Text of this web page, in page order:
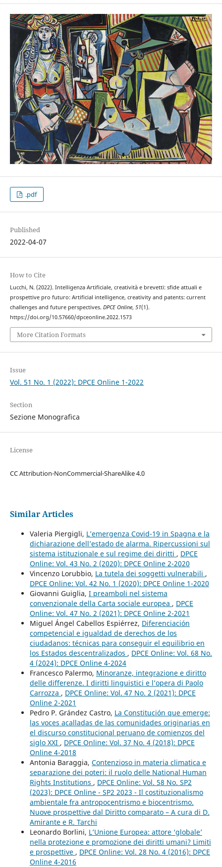
.pdf
Published
2022-04-07
How to Cite
Lucchi, N. (2022). Intelligenza Artificiale, creatività e brevetti: sfide attuali e
prospettive pro futuro: Artificial intelligence, creativity and patents: current
challenges and future perspectives. DPCE Online, 51(1).
https://doi.org/10.57660/dpceonline.2022.1573
More Citation Formats
Issue
Vol. 51 No. 1 (2022): DPCE Online 1-2022
Section
Sezione Monografica
License
CC Attribution-NonCommercial-ShareAlike 4.0
Similar Articles
Valeria Piergigli, L’emergenza Covid-19 in Spagna e la
dichiarazione dell’estado de alarma. Ripercussioni sul
sistema istituzionale e sul regime dei diritti , DPCE
Online: Vol. 43 No. 2 (2020): DPCE Online 2-2020
Vincenzo Lorubbio, La tutela dei soggetti vulnerabili ,
DPCE Online: Vol. 42 No. 1 (2020): DPCE Online 1-2020
Giovanni Guiglia, I preamboli nel sistema
convenzionale della Carta sociale europea , DPCE
Online: Vol. 47 No. 2 (2021): DPCE Online 2-2021
Miguel Ángel Cabellos Espiérrez, Diferenciación
competencial e igualdad de derechos de los
ciudadanos: técnicas para conseguir el equilibrio en
los Estados descentralizados , DPCE Online: Vol. 68 No.
4 (2024): DPCE Online 4-2024
Francesco Palermo, Minoranze, integrazione e diritto
delle differenze. I diritti linguistici e l’opera di Paolo
Carrozza , DPCE Online: Vol. 47 No. 2 (2021): DPCE
Online 2-2021
Pedro P. Grández Castro, La Constitución que emerge:
las voces acalladas de las comunidades originarias en
el discurso constitucional peruano de comienzos del
siglo XXI , DPCE Online: Vol. 37 No. 4 (2018): DPCE
Online 4-2018
Antonia Baraggia, Contenzioso in materia climatica e
separazione dei poteri: il ruolo delle National Human
Rights Institutions , DPCE Online: Vol. 58 No. SP2
(2023): DPCE Online - SP2 2023 - Il costituzionalismo
ambientale fra antropocentrismo e biocentrismo.
Nuove prospettive dal Diritto comparato – A cura di D.
Amirante e R. Tarchi
Leonardo Borlini, L’Unione Europea: attore ‘globale’
nella protezione e promozione dei diritti umani? Limiti
e prospettive , DPCE Online: Vol. 28 No. 4 (2016): DPCE
Online 4-2016